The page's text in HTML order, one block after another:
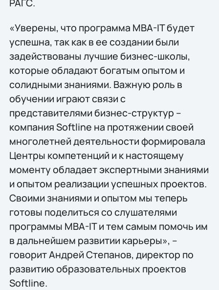
«Уверены, что программа MBA-IT будет
успешна, так как в ее создании были
задействованы лучшие бизнес-школы,
которые обладают богатым опытом и
солидными знаниями. Важную роль в
обучении играют связи с
представителями бизнес-структур –
компания Softline на протяжении своей
многолетней деятельности формировала
Центры компетенций и к настоящему
моменту обладает экспертными знаниями
и опытом реализации успешных проектов.
Своими знаниями и опытом мы теперь
готовы поделиться со слушателями
программы MBA-IT и тем самым помочь им
в дальнейшем развитии карьеры», –
говорит Андрей Степанов, директор по
развитию образовательных проектов
Softline.